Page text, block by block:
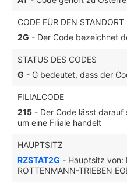
CODE FÜR DEN STANDORT
2G - Der Code bezeichnet
STATUS DES CODES
G - G bedeutet, dass der
FILIALCODE
215 - Der Code lässt darauf
um eine Filiale handelt
HAUPTSITZ
RZSTAT2G - Hauptsitz von:
ROTTENMANN-TRIEBEN